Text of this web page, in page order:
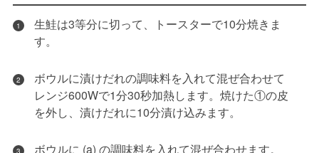
1
生鮭は3等分に切って、トースターで10分焼きま
す。
2
ボウルに漬けだれの調味料を入れて混ぜ合わせて
レンジ600Wで1分30秒加熱します。焼けた①の皮
を外し、漬けだれに10分漬け込みます。
3 ボウルに (a) の調味料を入れて混ぜ合わせます。